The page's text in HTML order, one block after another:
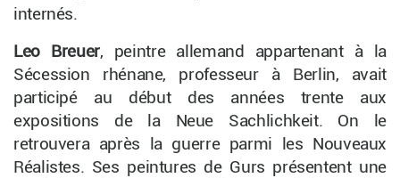
internés.
Leo Breuer, peintre allemand appartenant à la
Sécession rhénane, professeur à Berlin, avait
participé au début des années trente aux
expositions de la Neue Sachlichkeit. On le
retrouvera après la guerre parmi les Nouveaux
Réalistes. Ses peintures de Gurs présentent une